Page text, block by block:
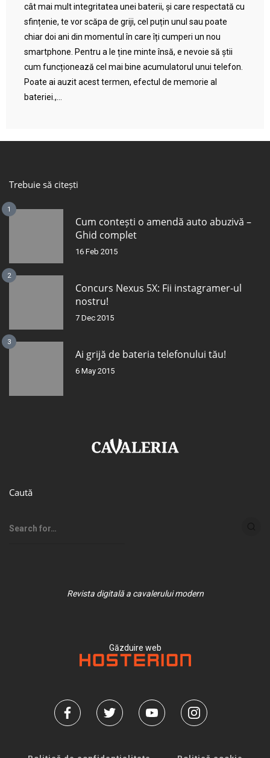
cât mai mult integritatea unei baterii, și care respectată cu
sfințenie, te vor scăpa de griji, cel puțin unul sau poate
chiar doi ani din momentul în care îți cumperi un nou
smartphone. Pentru a le ține minte însă, e nevoie să știi
cum funcționează cel mai bine acumulatorul unui telefon.
Poate ai auzit acest termen, efectul de memorie al
bateriei.,...
Trebuie să citești
1
Cum contești o amendă auto abuzivă –
Ghid complet
16 Feb 2015
2
Concurs Nexus 5X: Fii instagramer-ul
nostru!
7 Dec 2015
3
Ai grijă de bateria telefonului tău!
6 May 2015
Caută
Revista digitală a cavalerului modern
Găzduire web